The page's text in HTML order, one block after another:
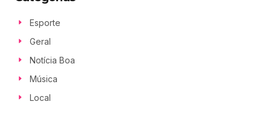
Esporte
Geral
Notícia Boa
Música
Local